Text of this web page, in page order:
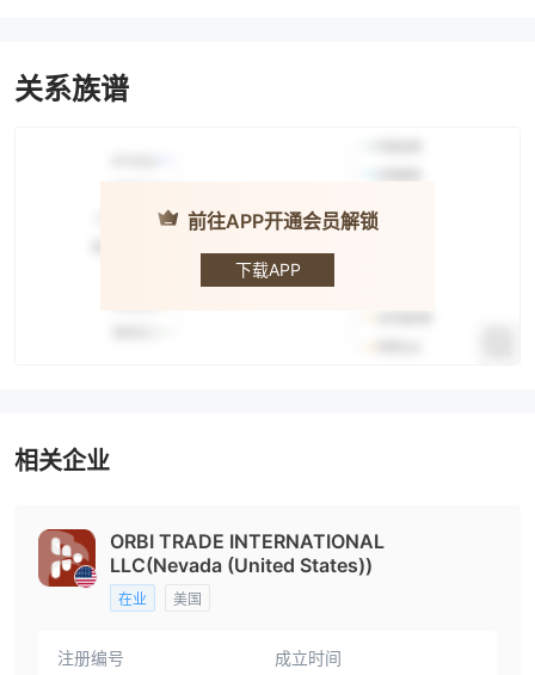
关系族谱
前往APP开通会员解锁
下载APP
TRADE
相关企业
ORBI TRADE INTERNATIONAL
LLC(Nevada (United States))
在业 美国
注册编号
成立时间